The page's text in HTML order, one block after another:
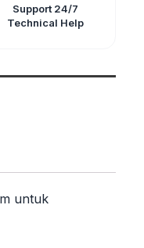
Support 24/7
Technical Help
untuk